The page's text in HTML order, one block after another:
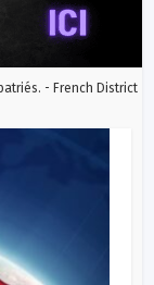
- French District